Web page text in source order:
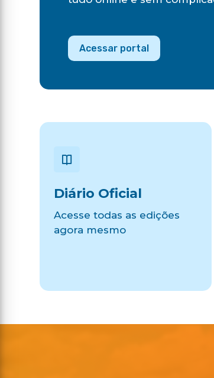
Acessar portal
Diário Oficial
Acesse todas as edições
agora mesmo